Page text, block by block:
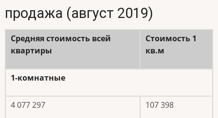
продажа (август 2019)
Средняя стоимость всей
квартиры
Стоимость 1
кв.м
1-комнатные
4 077 297 107 398